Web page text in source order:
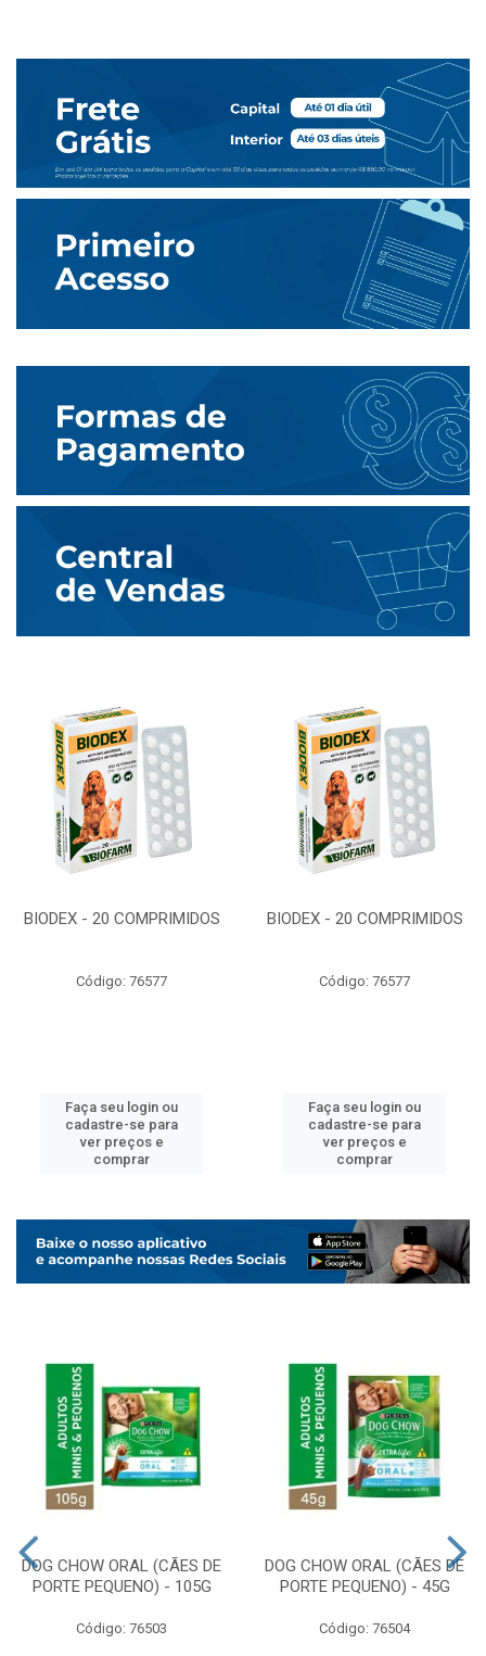
BIODEX - 20 COMPRIMIDOS
Código: 76577
Faça seu login ou
cadastre-se para
ver preços e
comprar
BIODEX - 20 COMPRIMIDOS
Código: 76577
Faça seu login ou
cadastre-se para
ver preços e
comprar
DOG CHOW ORAL (CÃES DE
PORTE PEQUENO) - 105G
Código: 76503
DOG CHOW ORAL (CÃES DE
PORTE PEQUENO) - 45G
Código: 76504